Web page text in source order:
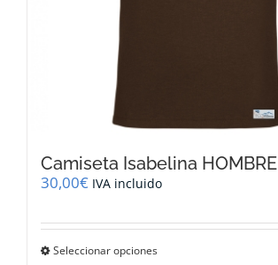
Camiseta Isabelina HOMBRE
30,00€ IVA incluido
Seleccionar opciones